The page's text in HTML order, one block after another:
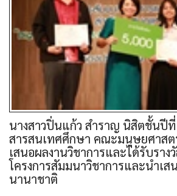
นางสาวปิ่นแก้ว สำราญ นิสิตชั้นปีที่
สารสนเทศศึกษา คณะมนุษยศาสต
เสนอผลงานวิชาการและได้รับราง
โครงการสัมมนาวิชาการและนำเ
นานาชาติ